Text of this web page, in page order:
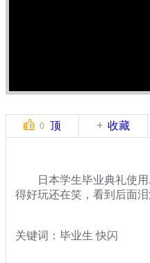
0 顶 收藏
日本学生毕业典礼使用
得好玩还在笑，看到后面
关键词：毕业生 快闪